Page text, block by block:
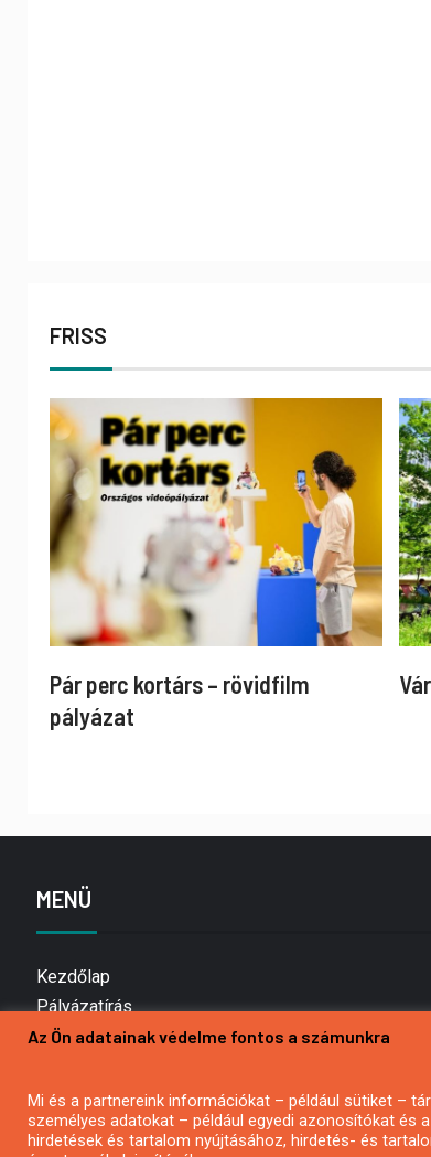
FRISS
Pár perc kortárs – rövidfilm
pályázat
MENÜ
Kezdőlap
Pályázatírás
Bemutatkozás
Hírlevél feliratkozás
Impresszum
Az Ön adatainak védelme fontos a számunkra
Mi és a partnereink információkat – például sütiket –
személyes adatokat – például egyedi azonosítókat
hirdetések és tartalom nyújtásához, hirdetés- és